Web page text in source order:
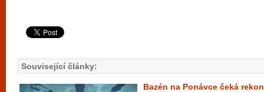
Související články:
Bazén na Ponávce čeká